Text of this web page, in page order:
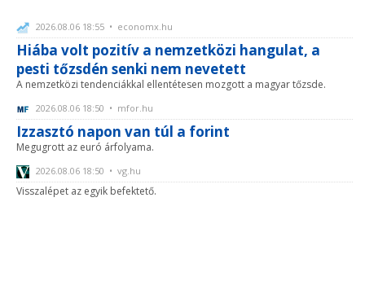
2026.08.06 18:55 • economx.hu
Hiába volt pozitív a nemzetközi hangulat, a
pesti tőzsdén senki nem nevetett
A nemzetközi tendenciákkal ellentétesen mozgott a magyar tőzsde.
2026.08.06 18:50 • mfor.hu
Izzasztó napon van túl a forint
Megugrott az euró árfolyama.
2026.08.06 18:50 • vg.hu
Visszalépet az egyik befektető.